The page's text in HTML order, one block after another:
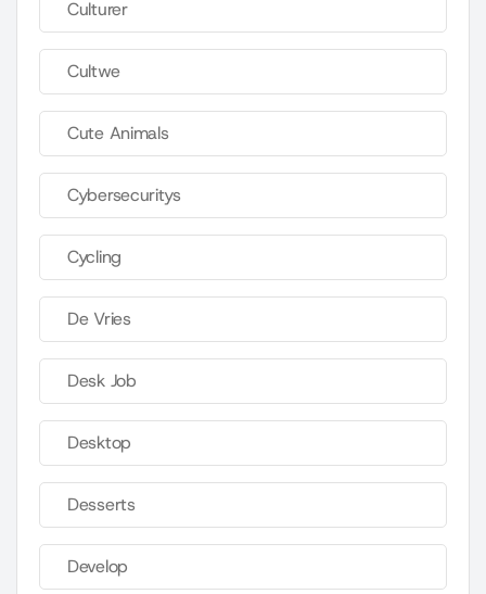
Culturer
Cultwe
Cute Animals
Cybersecuritys
Cycling
De Vries
Desk Job
Desktop
Desserts
Develop